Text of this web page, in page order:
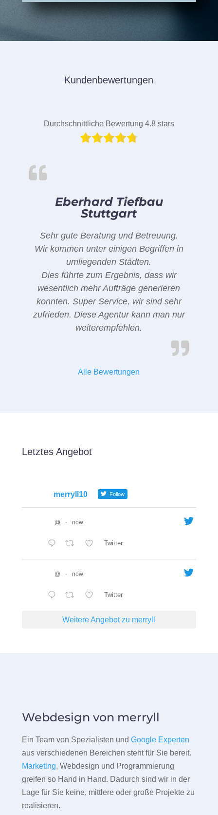
Kundenbewertungen
Durchschnittliche Bewertung 4.8 stars
Eberhard Tiefbau
Stuttgart
Sehr gute Beratung und Betreuung.
Wir kommen unter einigen Begriffen in
umliegenden Städten.
Dies führte zum Ergebnis, dass wir
wesentlich mehr Aufträge generieren
konnten. Super Service, wir sind sehr
zufrieden. Diese Agentur kann man nur
weiterempfehlen.
Alle Bewertungen
Letztes Angebot
merryll10 Follow
@ · now
Twitter
@ · now
Twitter
Weitere Angebot zu merryll
Webdesign von merryll
Ein Team von Spezialisten und Google Experten
aus verschiedenen Bereichen steht für Sie bereit.
Marketing, Webdesign und Programmierung
greifen so Hand in Hand. Dadurch sind wir in der
Lage für Sie keine, mittlere oder große Projekte zu
realisieren.